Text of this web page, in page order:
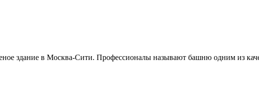
здание в Москва-Сити. Профессионалы называют башню одним из